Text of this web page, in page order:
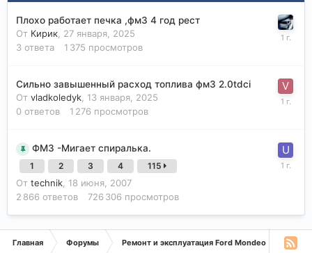
Плохо работает печка ,фм3 4 год рест
От Кирик, 27 января, 2025
3 ответа 1 375 просмотров
Сильно завышенный расход топлива фм3 2.0tdci
От vladkoledyk, 13 января, 2025
0 ответов 1 276 просмотров
ФМ3 -Мигает спиралька.
1 2 3 4 115
От technik 18 июня, 2007
2 866 ответов 726 306 просмотров
Главная Форумы Ремонт и эксплуатация Ford Mondeo